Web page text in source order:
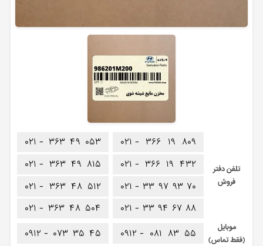
تلفن دفتر
فروش
۰۲۱ - ۳۶۶ ۱۹ ۸۰۹
۰۲۱ - ۳۶۶ ۱۹ ۴۳۲
۰۲۱ - ۳۳ ۹۷ ۹۳ ۷۰
۰۲۱ - ۳۳ ۹۴ ۶۷ ۸۸
۰۲۱ - ۳۶۳ ۴۹ ۰۵۳
۰۲۱ - ۳۶۳ ۴۹ ۸۱۵
۰۲۱ - ۳۶۳ ۴۸ ۵۱۲
۰۲۱ - ۳۶۳ ۴۸ ۵۰۴
موبایل
(فقط تماس)
۰۹۱۲ - ۰۸۱ ۸۳ ۵۵ ۰۹۱۲ - ۰۷۳ ۳۵ ۴۵